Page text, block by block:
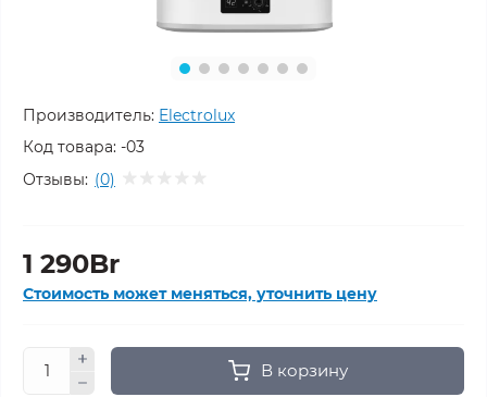
Производитель: Electrolux
Код товара: -03
Отзывы: (0)
1 290Br
Стоимость может меняться, уточнить цену
В корзину